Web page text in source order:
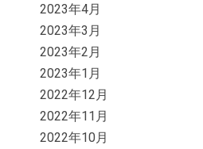
2023年4月
2023年3月
2023年2月
2023年1月
2022年12月
2022年11月
2022年10月